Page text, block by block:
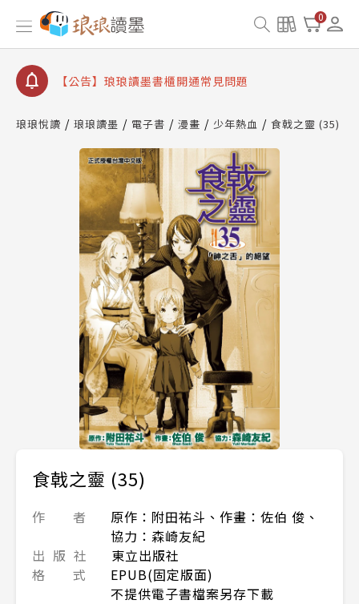
0
【公告】琅琅讀墨數位閱讀資產合併與書櫃開通申請
【公告】琅琅讀墨書櫃開通常見問題
【公告】琅琅讀墨 3 分鐘完成書櫃開通與資產合併申
請圖文教學
查詢
【公告】琅琅讀墨數位閱讀資產合併與書櫃開通申請
琅琅悅讀 琅琅讀墨 電子書 漫畫 少年熱血 食戟之靈 (35)
食戟之靈 (35)
作 者
原作：附田祐斗、作畫：佐伯 俊、
協力：森崎友紀
出 版 社
東立出版社
格 式
EPUB(固定版面)
不提供電子書檔案另存下載